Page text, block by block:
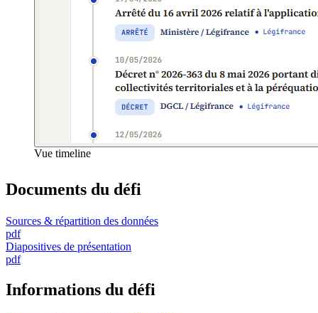
Vue timeline
Documents du défi
Sources & répartition des données
pdf
Diapositives de présentation
pdf
Informations du défi